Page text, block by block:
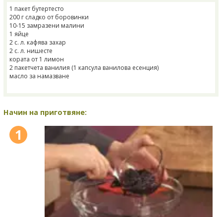
1 пакет бутертесто
200 г сладко от боровинки
10-15 замразени малини
1 яйце
2 с. л. кафява захар
2 с. л. нишесте
кората от 1 лимон
2 пакетчета ванилия (1 капсула ванилова есенция)
масло за намазване
Начин на приготвяне:
1